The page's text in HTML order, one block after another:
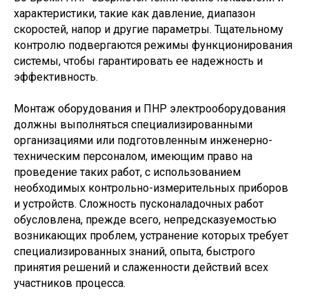
характеристики, такие как давление, диапазон
скоростей, напор и другие параметры. Тщательному
контролю подвергаются режимы функционирования
системы, чтобы гарантировать ее надежность и
эффективность.
Монтаж оборудования и ПНР электрооборудования
должны выполняться специализированными
организациями или подготовленным инженерно-
техническим персоналом, имеющим право на
проведение таких работ, с использованием
необходимых контрольно-измерительных приборов
и устройств. Сложность пусконаладочных работ
обусловлена, прежде всего, непредсказуемостью
возникающих проблем, устранение которых требует
специализированных знаний, опыта, быстрого
принятия решений и слаженности действий всех
участников процесса.